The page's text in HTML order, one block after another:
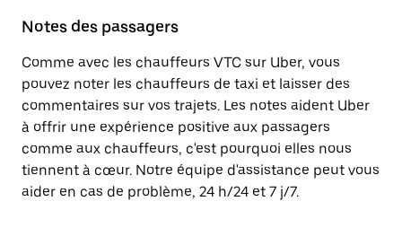
Notes des passagers
Comme avec les chauffeurs VTC sur Uber, vous
pouvez noter les chauffeurs de taxi et laisser des
commentaires sur vos trajets. Les notes aident Uber
à offrir une expérience positive aux passagers
comme aux chauffeurs, c'est pourquoi elles nous
tiennent à cœur. Notre équipe d'assistance peut vous
aider en cas de problème, 24 h/24 et 7 j/7.